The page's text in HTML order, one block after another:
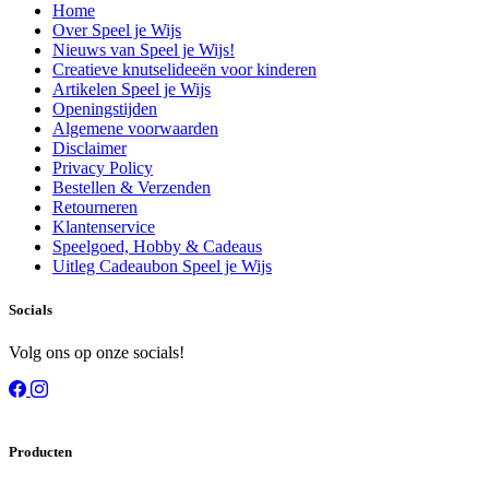
Home
Over Speel je Wijs
Nieuws van Speel je Wijs!
Creatieve knutselideeën voor kinderen
Artikelen Speel je Wijs
Openingstijden
Algemene voorwaarden
Disclaimer
Privacy Policy
Bestellen & Verzenden
Retourneren
Klantenservice
Speelgoed, Hobby & Cadeaus
Uitleg Cadeaubon Speel je Wijs
Socials
Volg ons op onze socials!
Producten